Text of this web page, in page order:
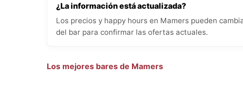
¿La información está actualizada?
Los precios y happy hours en Mamers pueden
del bar para confirmar las ofertas actuales.
Los mejores bares de Mamers